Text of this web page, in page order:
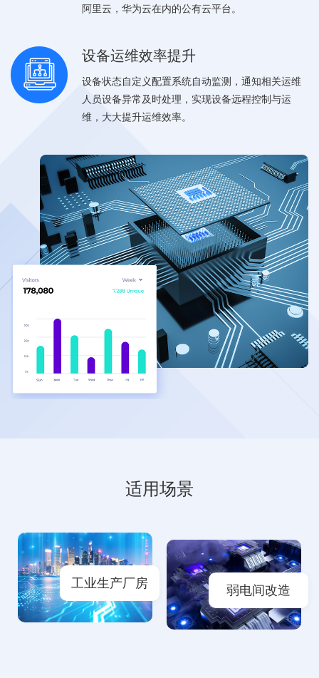
阿里云，华为云在内的公有云平台。
设备运维效率提升
设备状态自定义配置系统自动监测，通知相关运维
人员设备异常及时处理，实现设备远程控制与运
维，大大提升运维效率。
适用场景
工业生产厂房 弱电间改造